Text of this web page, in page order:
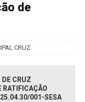
de
CRUZ
CRUZ
RATIFICAÇÃO
001-SESA